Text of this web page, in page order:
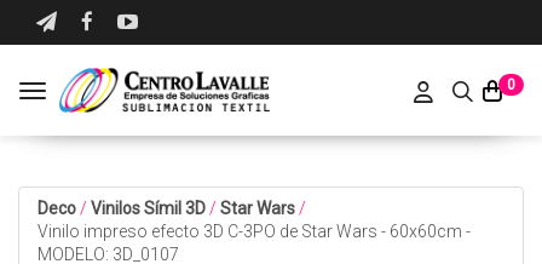
0
Toggle navigation
Deco / Vinilos Símil 3D / Star Wars /
Vinilo impreso efecto 3D C-3PO de Star Wars - 60x60cm -
MODELO: 3D_0107